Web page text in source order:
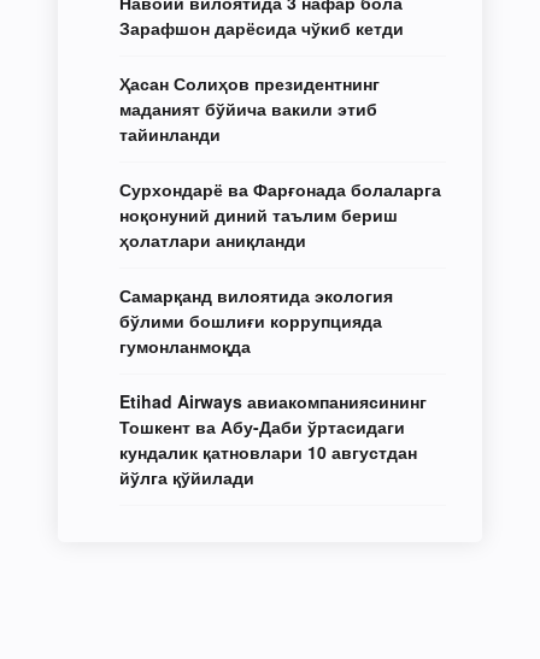
Зарафшон дарёсида чўкиб кетди
Ҳасан Солиҳов президентнинг
маданият бўйича вакили этиб
тайинланди
Сурхондарё ва Фарғонада болаларга
ноқонуний диний таълим бериш
ҳолатлари аниқланди
Самарқанд вилоятида экология
бўлими бошлиғи коррупцияда
гумонланмоқда
Etihad Airways авиакомпаниясининг
Тошкент ва Абу-Даби ўртасидаги
кундалик қатновлари 10 августдан
йўлга қўйилади